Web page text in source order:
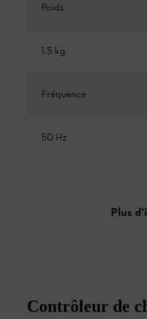
Poids
1.5 kg
Fréquence
50 Hz
Plus
Contrôleur de